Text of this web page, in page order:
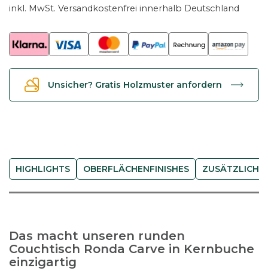
s
h
R
o
d
r
v
e
n
d
-
Unsicher? Gratis Holzmuster anfordern
inkl. MwSt. Versandkostenfrei innerhalb Deutschland
HIGHLIGHTS OBERFLÄCHENFINISHES ZUSÄTZLICHE
Das macht unseren runden
Couchtisch Ronda Carve in Kernbuche
einzigartig